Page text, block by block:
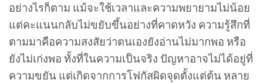
อย่างไรก็ตาม แม้จะใช้เวลาและความพยายามไม่น้อย
แต่คะแนนกลับไม่ขยับขึ้นอย่างที่คาดหวัง ความรู้สึกที่
ตามมาคือความสงสัยว่าตนเองยังอ่านไม่มากพอ หรือ
ยังไม่เก่งพอ ทั้งที่ในความเป็นจริง ปัญหาอาจไม่ได้อยู่ที่
ความขยัน แต่เกิดจากการโฟกัสผิดจุดตั้งแต่ต้น หลาย